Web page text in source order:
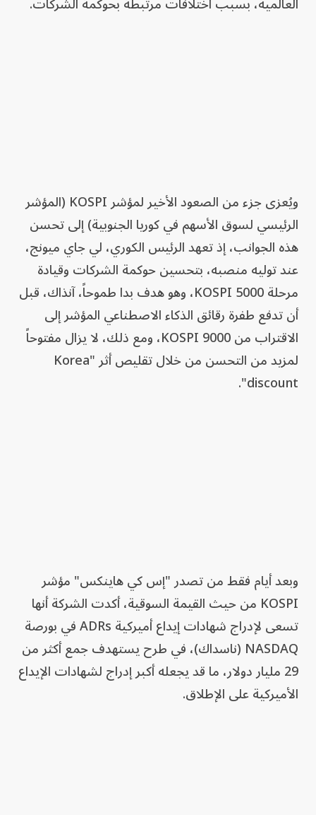
ويُعزى جزء من الصعود الأخير لمؤشر KOSPI (المؤشر
الرئيسي لسوق الأسهم في كوريا الجنوبية) إلى تحسن
هذه الجوانب، إذ تعهد الرئيس الكوري، لي جاي ميونج،
عند توليه منصبه، بتحسين حوكمة الشركات وقيادة
مرحلة KOSPI 5000، وهو هدف بدا طموحاً، آنذاك، قبل
أن تدفع طفرة رقائق الذكاء الاصطناعي المؤشر إلى
الاقتراب من KOSPI 9000، ومع ذلك، لا يزال مفتوحاً
لمزيد من التحسن من خلال تقليص أثر "Korea
discount".
وبعد أيام فقط من تصدر "إس كي هاينكس" مؤشر
KOSPI من حيث القيمة السوقية، أكدت الشركة أنها
تسعى لإدراج شهادات إيداع أميركية ADRs في بورصة
NASDAQ (ناسداك)، في طرح يستهدف جمع أكثر من
29 مليار دولار، ما قد يجعله أكبر إدراج لشهادات الإيداع
الأميركية على الإطلاق.